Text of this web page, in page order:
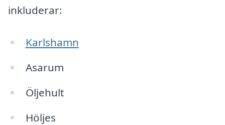
inkluderar:
Karlshamn
Asarum
Öljehult
Höljes